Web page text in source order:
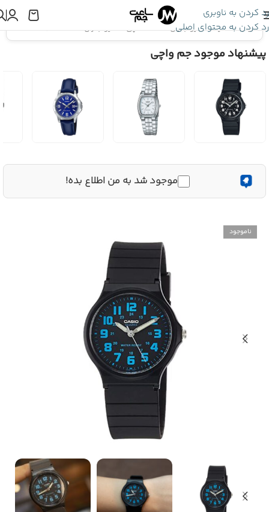
رد کردن به ناوبری
رد کردن به محتوای اصلی
اینجا هستید:کاسیو جنرال»ساعت مچی کاسیو جنرال MQ-71-2BDF
پیشنهاد موجود جم واچی
موجود شد به من اطلاع بده!
ناموجود